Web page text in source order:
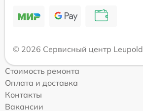
© 2026 Сервисный центр Leupold
Стоимость ремонта
Оплата и доставка
Контакты
Вакансии